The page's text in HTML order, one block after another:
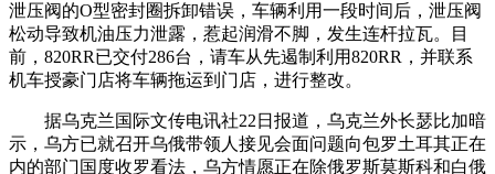
泄压阀的O型密封圈拆卸错误，车辆利用一段时间后，泄压阀
松动导致机油压力泄露，惹起润滑不脚，发生连杆拉瓦。目
前，820RR已交付286台，请车从先遏制利用820RR，并联系
机车授豪门店将车辆拖运到门店，进行整改。
据乌克兰国际文传电讯社22日报道，乌克兰外长瑟比加暗
示，乌方已就召开乌俄带领人接见会面问题向包罗土耳其正在
内的部门国度收罗看法，乌方情愿正在除俄罗斯莫斯科和白俄